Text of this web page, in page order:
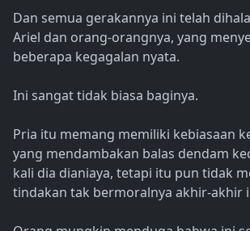
Dan semua gerakannya ini telah
Ariel dan orang-orangnya, yang
beberapa kegagalan nyata.
Ini sangat tidak biasa baginya.
Pria itu memang memiliki kebiasaan
yang mendambakan balas dendam
kali dia dianiaya, tetapi itu pun tidak
tindakan tak bermoralnya akhir-akhir